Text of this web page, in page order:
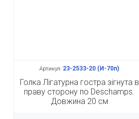
Артикул: 23-2533-20 (И-70п)
Голка Лігатурна гостра зігнута в
праву сторону по Deschamps.
Довжина 20 см